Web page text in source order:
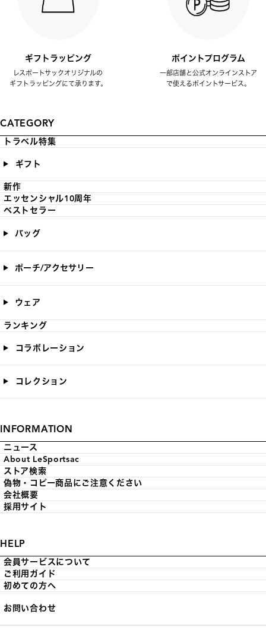
ギフトラッピング
レスポートサックオリジナルの
ギフトラッピングにて承ります。
ポイントプログラム
一部店舗と公式オンラインストア
で使えるポイントサービス。
CATEGORY
トラベル特集
ギフト
新作
エッセンシャル10周年
ベストセラー
バッグ
ポーチ/アクセサリー
ウェア
ランキング
コラボレーション
コレクション
INFORMATION
ニュース
About LeSportsac
ストア検索
偽物・コピー商品にご注意ください
会社概要
採用サイト
HELP
会員サービスについて
ご利用ガイド
初めての方へ
お問い合わせ